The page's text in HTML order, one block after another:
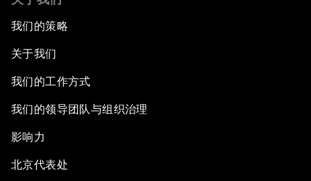
我们的策略
关于我们
我们的工作方式
我们的领导团队与组织治理
影响力
北京代表处